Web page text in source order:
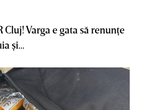
Cluj! Varga e gata să renunţe
şi...